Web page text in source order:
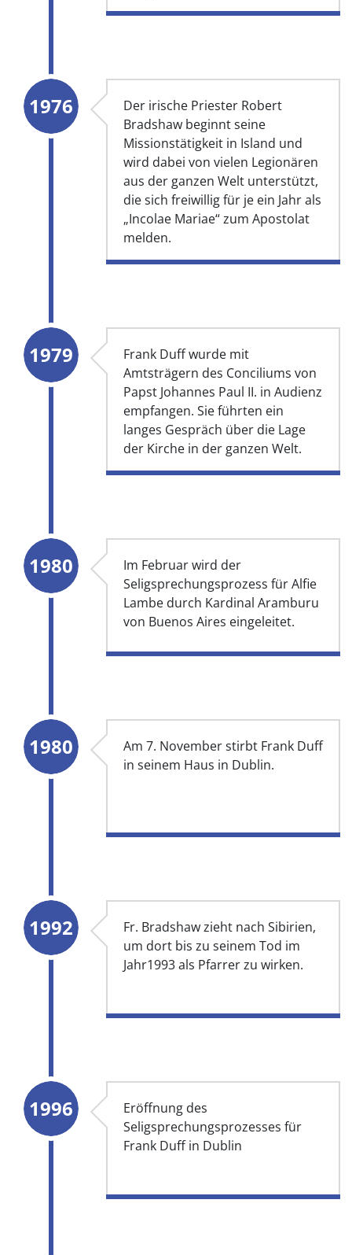
Der irische Priester Robert
Bradshaw beginnt seine
Missionstätigkeit in Island und
wird dabei von vielen Legionären
aus der ganzen Welt unterstützt,
die sich freiwillig für je ein Jahr als
„Incolae Mariae“ zum Apostolat
melden.
1976
Frank Duff wurde mit
Amtsträgern des Conciliums von
Papst Johannes Paul II. in Audienz
empfangen. Sie führten ein
langes Gespräch über die Lage
der Kirche in der ganzen Welt.
1979
Im Februar wird der
Seligsprechungsprozess für Alfie
Lambe durch Kardinal Aramburu
von Buenos Aires eingeleitet.
1980
Am 7. November stirbt Frank Duff
in seinem Haus in Dublin.
1980
Fr. Bradshaw zieht nach Sibirien,
um dort bis zu seinem Tod im
Jahr1993 als Pfarrer zu wirken.
1992
Eröffnung des
Seligsprechungsprozesses für
Frank Duff in Dublin
1996